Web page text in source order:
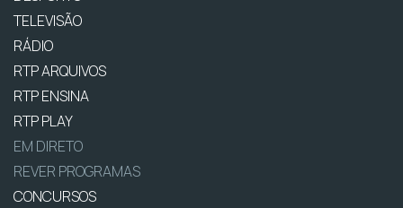
TELEVISÃO
RÁDIO
RTP ARQUIVOS
RTP ENSINA
RTP PLAY
EM DIRETO
REVER PROGRAMAS
CONCURSOS